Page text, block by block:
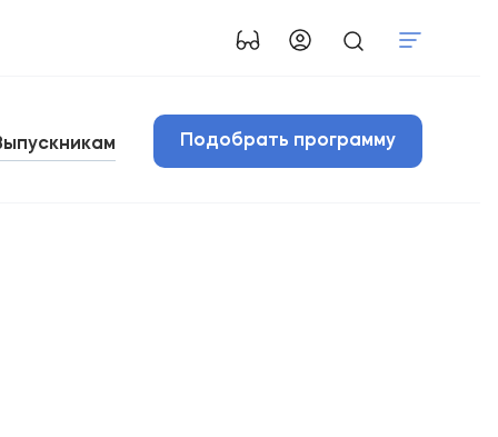
Подобрать программу